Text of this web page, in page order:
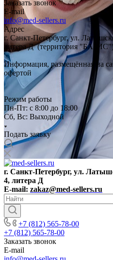
Заказать звонок
E-mail
info@med-sellers.ru
Адрес
г. Санкт-Петербург, ул.
литера Д (территория
Информация, размещённая на
офертой
Режим работы
Пн-Пт: с 8:00 до 18:00
Сб, Вс: Выходной
Подать заявку
г. Санкт-Петербург, ул.
4, литера Д
E-mail: zakaz@med-sellers.ru
+7 (812) 565-78-00
+7 (812) 565-78-00
Заказать звонок
E-mail